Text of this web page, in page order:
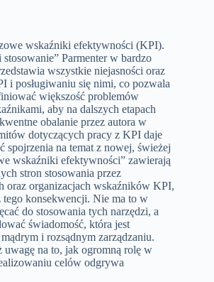
wskaźniki efektywności (KPI).
Parmenter w bardzo
wszystkie niejasności oraz
i posługiwaniu się nimi, co pozwala
większość problemów
aby na dalszych etapach
obalanie przez autora w
dotyczących pracy z KPI daje
na temat z nowej, świeżej
wskaźniki efektywności” zawierają
stron stosowania przez
organizacjach wskaźników KPI,
konsekwencji. Nie ma to w
do stosowania tych narzędzi, a
świadomość, która jest
i rozsądnym zarządzaniu.
uwagę na to, jak ogromną rolę w
celów odgrywa